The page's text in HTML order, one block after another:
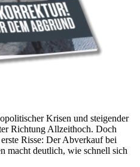
Krisen und steigender
Richtung Allzeithoch. Doch
Risse: Der Abverkauf bei
macht deutlich, wie schnell sich